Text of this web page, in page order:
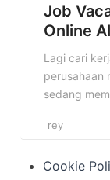
Job
Online
Lagi cari
perusahaan
sedang
ini sangat
kesempatan
rey
Cookie